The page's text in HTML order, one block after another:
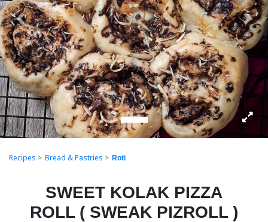
Previous Next
Recipes > Bread & Pastries > Roti
SWEET KOLAK PIZZA
ROLL ( SWEAK PIZROLL )